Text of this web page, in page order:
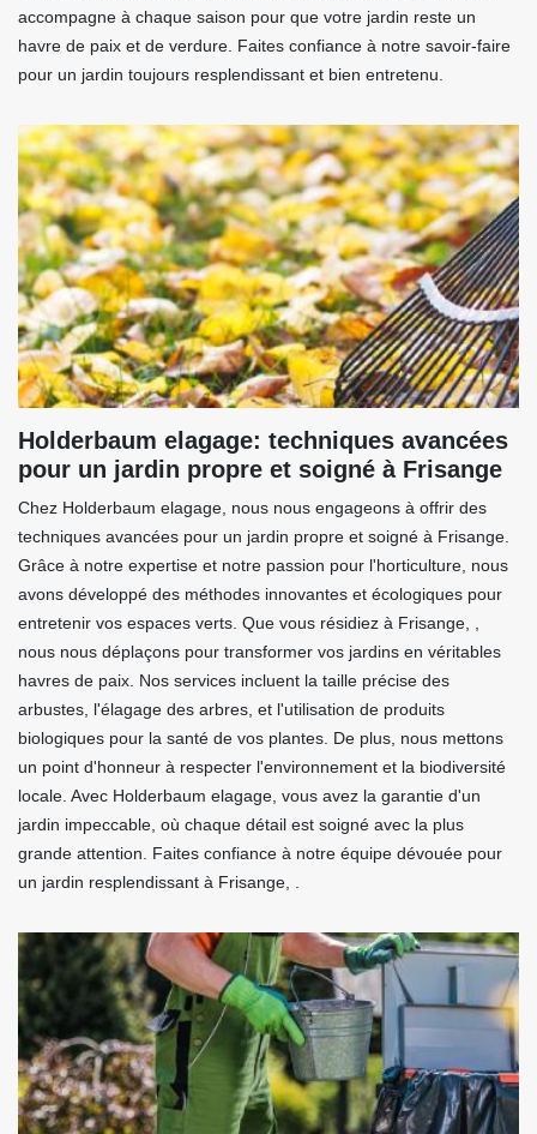
accompagne à chaque saison pour que votre jardin reste un
havre de paix et de verdure. Faites confiance à notre savoir-faire
pour un jardin toujours resplendissant et bien entretenu.
Holderbaum elagage: techniques avancées
pour un jardin propre et soigné à Frisange
Chez Holderbaum elagage, nous nous engageons à offrir des
techniques avancées pour un jardin propre et soigné à Frisange.
Grâce à notre expertise et notre passion pour l'horticulture, nous
avons développé des méthodes innovantes et écologiques pour
entretenir vos espaces verts. Que vous résidiez à Frisange, ,
nous nous déplaçons pour transformer vos jardins en véritables
havres de paix. Nos services incluent la taille précise des
arbustes, l'élagage des arbres, et l'utilisation de produits
biologiques pour la santé de vos plantes. De plus, nous mettons
un point d'honneur à respecter l'environnement et la biodiversité
locale. Avec Holderbaum elagage, vous avez la garantie d'un
jardin impeccable, où chaque détail est soigné avec la plus
grande attention. Faites confiance à notre équipe dévouée pour
un jardin resplendissant à Frisange, .